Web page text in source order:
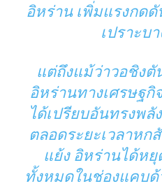
อิหร่าน เพิ่มแรงกด
เปราะบ
แต่ถึงแม้ว่าวอชิง
อิหร่านทางเศรษฐกิ
ได้เปรียบอันทรงพ
ตลอดระยะเวลาห
แย้ง อิหร่านได้หยุ
ทั้งหมดในช่องแคบด้